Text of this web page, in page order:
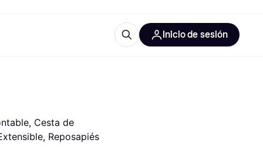
Inicio de sesión
Cesta de
Reposapiés